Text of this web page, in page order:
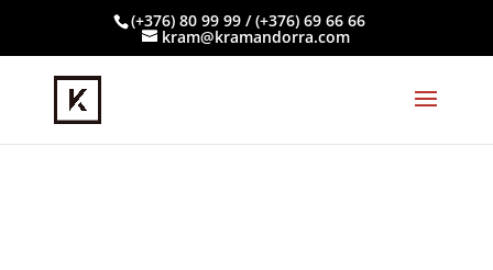
(+376) 80 99 99 / (+376) 69 66 66
kram@kramandorra.com